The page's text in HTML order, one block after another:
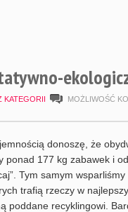
KATEGORII MOŻLIWOŚĆ
donoszę, że
ponad 177 kg zabawek i
Tym samym
trafią rzeczy w
poddane recyklingowi.